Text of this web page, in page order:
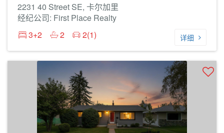
2231 40 Street SE, 卡尔加里
经纪公司: First Place Realty
3+2
2 2(1) 详细